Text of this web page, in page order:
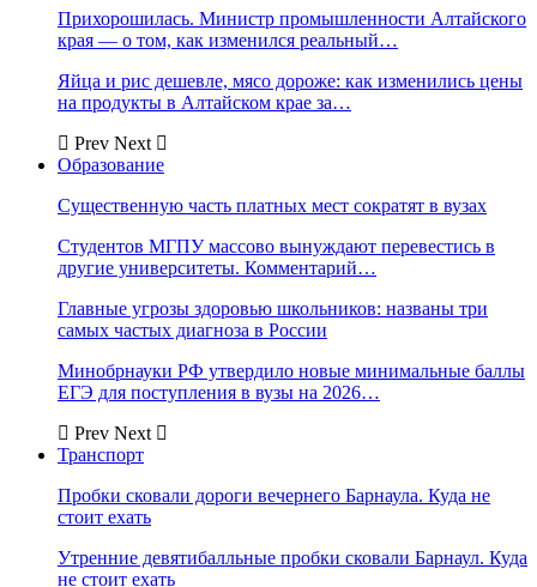
Прихорошилась. Министр промышленности Алтайского
края — о том, как изменился реальный…
Яйца и рис дешевле, мясо дороже: как изменились цены
на продукты в Алтайском крае за…
Prev Next
Образование
Существенную часть платных мест сократят в вузах
Студентов МГПУ массово вынуждают перевестись в
другие университеты. Комментарий…
Главные угрозы здоровью школьников: названы три
самых частых диагноза в России
Минобрнауки РФ утвердило новые минимальные баллы
ЕГЭ для поступления в вузы на 2026…
Prev Next
Транспорт
Пробки сковали дороги вечернего Барнаула. Куда не
стоит ехать
Утренние девятибалльные пробки сковали Барнаул. Куда
не стоит ехать